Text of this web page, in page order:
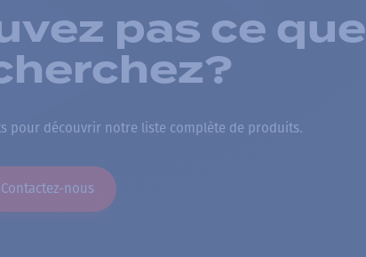
pas ce que
pour découvrir notre liste complète de produits.
Contactez-nous